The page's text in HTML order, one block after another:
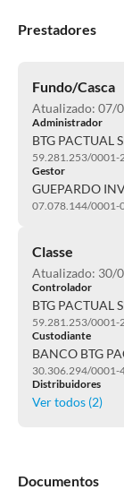
Prestadores
Fundo/Casca
Atualizado: 07/
Administrador
BTG PACTUAL
59.281.253/0001-
Gestor
GUEPARDO
07.078.144/0001-
Classe
Atualizado: 30/
Controlador
BTG PACTUAL
59.281.253/0001-
Custodiante
BANCO BTG
30.306.294/0001-
Distribuidores
Ver todos (2)
Documentos